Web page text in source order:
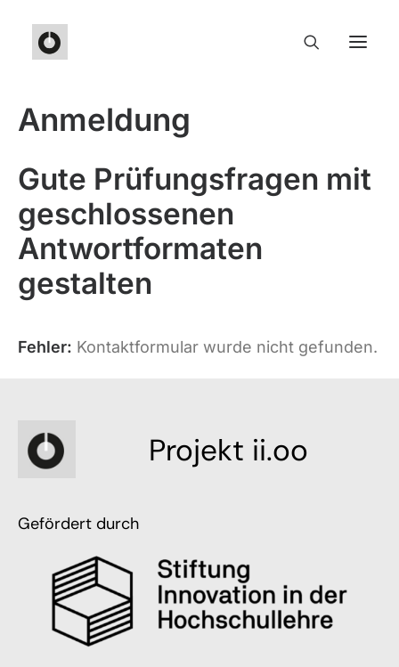
Anmeldung
Gute Prüfungsfragen mit
geschlossenen
Antwortformaten
gestalten
Fehler: Kontaktformular wurde nicht gefunden.
Projekt ii.oo
Gefördert durch